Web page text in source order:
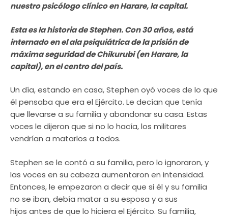
nuestro psicólogo clínico en Harare, la capital.
Esta es la historia de Stephen.Con 30 años, está
internado en el ala psiquiátrica de la prisión de
máxima seguridad de Chikurubi (en Harare, la
capital), en el centro del país.
Un día, estando en casa, Stephen oyó voces de lo que
él pensaba que era el Ejército. Le decían que tenía
que llevarse a su familia y abandonar su casa. Estas
voces le dijeron que si no lo hacía, los militares
vendrían a matarlos a todos.
Stephen se le contó a su familia, pero lo ignoraron, y
las voces en su cabeza aumentaron en intensidad.
Entonces, le empezaron a decir que si él y su familia
no se iban, debía matar a su esposa y a sus
hijos antes de que lo hiciera el Ejército. Su familia,